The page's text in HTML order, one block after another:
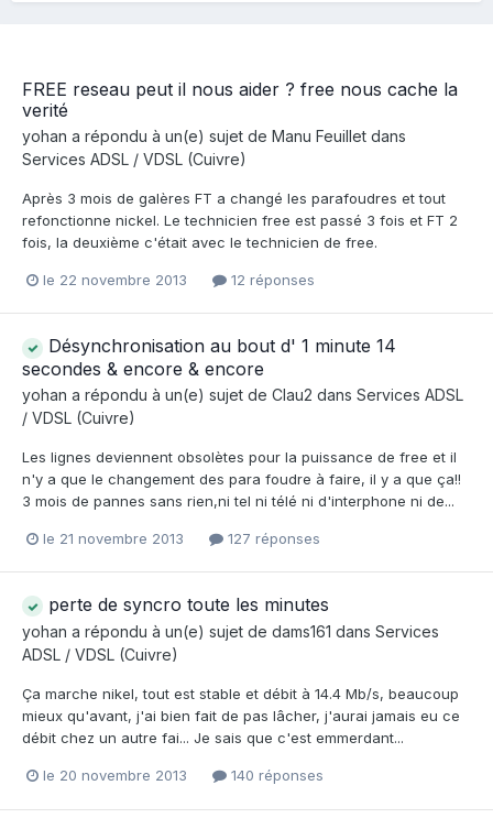
FREE reseau peut il nous aider ? free nous cache la
verité
yohan a répondu à un(e) sujet de Manu Feuillet dans
Services ADSL / VDSL (Cuivre)
Après 3 mois de galères FT a changé les parafoudres et tout
refonctionne nickel. Le technicien free est passé 3 fois et FT 2
fois, la deuxième c'était avec le technicien de free.
le 22 novembre 2013 12 réponses
Désynchronisation au bout d' 1 minute 14
secondes & encore & encore
yohan a répondu à un(e) sujet de Clau2 dans Services ADSL
/ VDSL (Cuivre)
Les lignes deviennent obsolètes pour la puissance de free et il
n'y a que le changement des para foudre à faire, il y a que ça!!
3 mois de pannes sans rien,ni tel ni télé ni d'interphone ni de...
le 21 novembre 2013 127 réponses
perte de syncro toute les minutes
yohan a répondu à un(e) sujet de dams161 dans Services
ADSL / VDSL (Cuivre)
Ça marche nikel, tout est stable et débit à 14.4 Mb/s, beaucoup
mieux qu'avant, j'ai bien fait de pas lâcher, j'aurai jamais eu ce
débit chez un autre fai... Je sais que c'est emmerdant...
le 20 novembre 2013 140 réponses